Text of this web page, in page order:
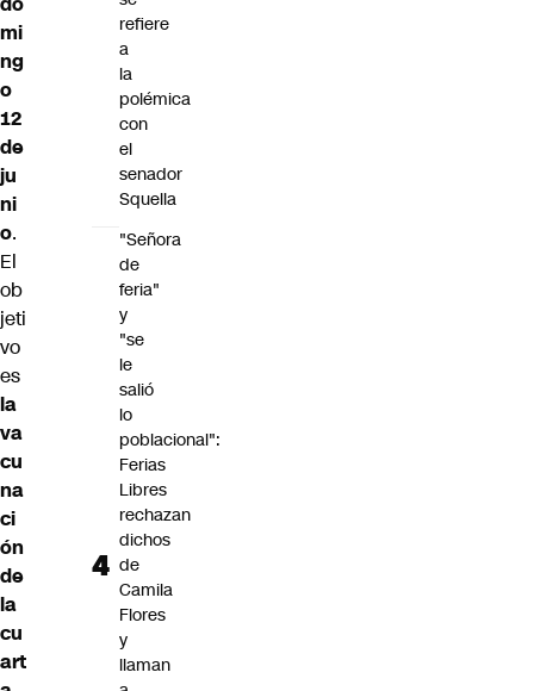
mi
ng
o
12
de
ju
ni
o.
El
ob
jeti
vo
es
la
va
cu
na
ci
ón
de
la
cu
art
refiere
a
la
polémica
con
el
senador
Squella
"Señora
de
feria"
y
"se
le
salió
lo
poblacional":
Ferias
Libres
rechazan
dichos
de
Camila
Flores
y
llaman